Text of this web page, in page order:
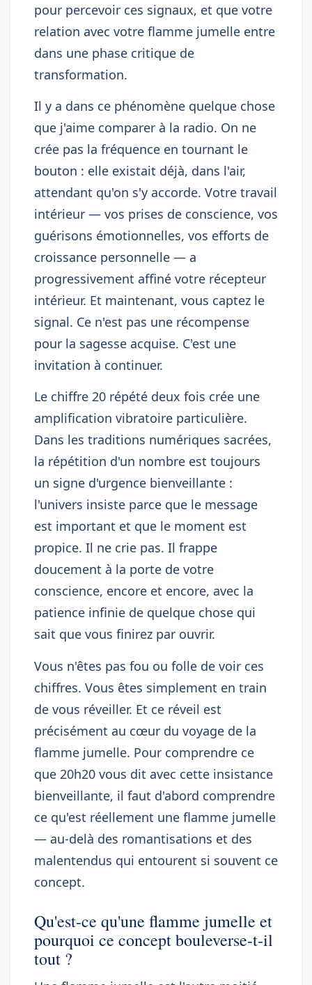
pour percevoir ces signaux, et que votre
relation avec votre flamme jumelle entre
dans une phase critique de
transformation.
Il y a dans ce phénomène quelque chose
que j'aime comparer à la radio. On ne
crée pas la fréquence en tournant le
bouton : elle existait déjà, dans l'air,
attendant qu'on s'y accorde. Votre travail
intérieur — vos prises de conscience, vos
guérisons émotionnelles, vos efforts de
croissance personnelle — a
progressivement affiné votre récepteur
intérieur. Et maintenant, vous captez le
signal. Ce n'est pas une récompense
pour la sagesse acquise. C'est une
invitation à continuer.
Le chiffre 20 répété deux fois crée une
amplification vibratoire particulière.
Dans les traditions numériques sacrées,
la répétition d'un nombre est toujours
un signe d'urgence bienveillante :
l'univers insiste parce que le message
est important et que le moment est
propice. Il ne crie pas. Il frappe
doucement à la porte de votre
conscience, encore et encore, avec la
patience infinie de quelque chose qui
sait que vous finirez par ouvrir.
Vous n'êtes pas fou ou folle de voir ces
chiffres. Vous êtes simplement en train
de vous réveiller. Et ce réveil est
précisément au cœur du voyage de la
flamme jumelle. Pour comprendre ce
que 20h20 vous dit avec cette insistance
bienveillante, il faut d'abord comprendre
ce qu'est réellement une flamme jumelle
— au-delà des romantisations et des
malentendus qui entourent si souvent ce
concept.
Qu'est-ce qu'une flamme jumelle et
pourquoi ce concept bouleverse-t-il
tout ?